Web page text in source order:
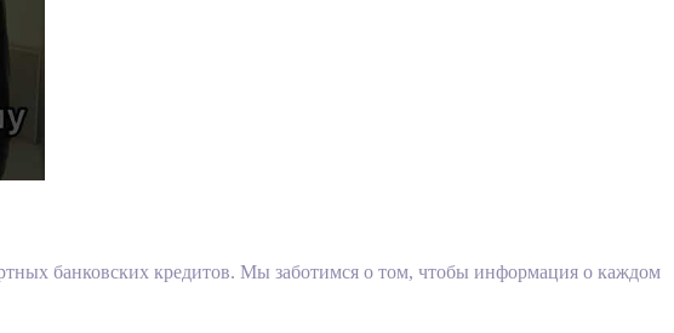
банковских кредитов. Мы заботимся о том, чтобы информация о каждом